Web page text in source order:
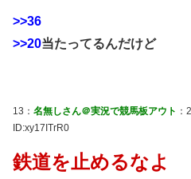
>>36
>>20当たってるんだけど
13： 名無しさん＠実況で競馬板アウト
ID:xy17ITrR0
鉄道を止めるなよ